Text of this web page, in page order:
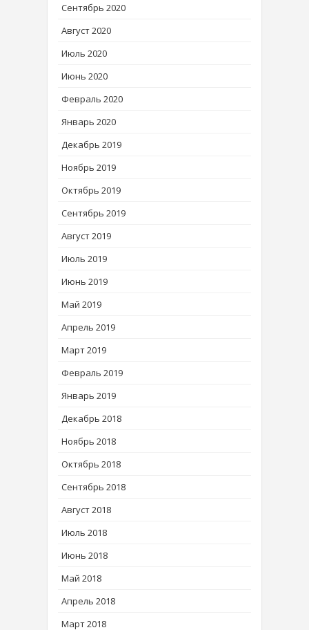
Сентябрь 2020
Август 2020
Июль 2020
Июнь 2020
Февраль 2020
Январь 2020
Декабрь 2019
Ноябрь 2019
Октябрь 2019
Сентябрь 2019
Август 2019
Июль 2019
Июнь 2019
Май 2019
Апрель 2019
Март 2019
Февраль 2019
Январь 2019
Декабрь 2018
Ноябрь 2018
Октябрь 2018
Сентябрь 2018
Август 2018
Июль 2018
Июнь 2018
Май 2018
Апрель 2018
Март 2018